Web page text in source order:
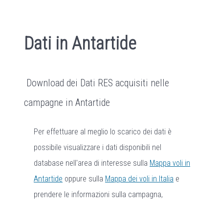
Dati in Antartide
Download dei Dati RES acquisiti nelle
campagne in Antartide
Per effettuare al meglio lo scarico dei dati è
possibile visualizzare i dati disponibili nel
database nell'area di interesse sulla Mappa voli in
Antartide oppure sulla Mappa dei voli in Italia e
prendere le informazioni sulla campagna,